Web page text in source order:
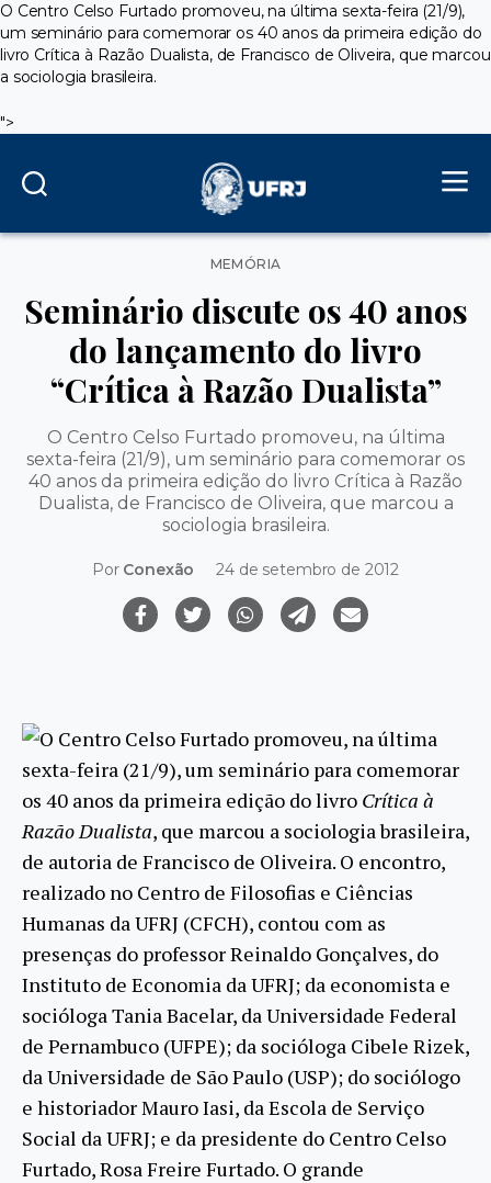
O Centro Celso Furtado promoveu, na última sexta-feira (21/9),
um seminário para comemorar os 40 anos da primeira edição do
livro Crítica à Razão Dualista, de Francisco de Oliveira, que marcou
a sociologia brasileira.
">
Categorias
MEMÓRIA
Seminário discute os 40 anos
do lançamento do livro
“Crítica à Razão Dualista”
O Centro Celso Furtado promoveu, na última
sexta-feira (21/9), um seminário para comemorar os
40 anos da primeira edição do livro Crítica à Razão
Dualista, de Francisco de Oliveira, que marcou a
sociologia brasileira.
Por Conexão 24 de setembro de 2012
O Centro Celso Furtado promoveu, na última
sexta-feira (21/9), um seminário para comemorar
os 40 anos da primeira edição do livro Crítica à
Razão Dualista, que marcou a sociologia brasileira,
de autoria de Francisco de Oliveira. O encontro,
realizado no Centro de Filosofias e Ciências
Humanas da UFRJ (CFCH), contou com as
presenças do professor Reinaldo Gonçalves, do
Instituto de Economia da UFRJ; da economista e
socióloga Tania Bacelar, da Universidade Federal
de Pernambuco (UFPE); da socióloga Cibele Rizek,
da Universidade de São Paulo (USP); do sociólogo
e historiador Mauro Iasi, da Escola de Serviço
Social da UFRJ; e da presidente do Centro Celso
Furtado, Rosa Freire Furtado. O grande